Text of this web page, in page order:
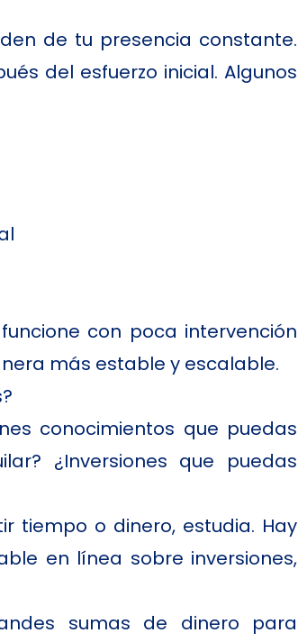
de tu presencia constante.
del esfuerzo inicial. Algunos
con poca intervención
más estable y escalable.
conocimientos que puedas
¿Inversiones que puedas
tiempo o dinero, estudia. Hay
en línea sobre inversiones,
sumas de dinero para